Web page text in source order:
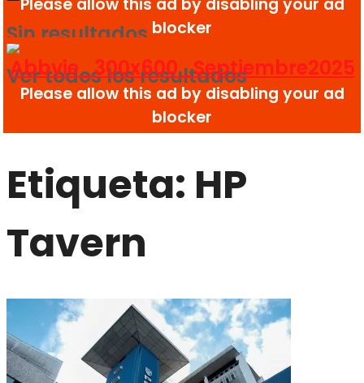
Sin resultados
Ver todos los resultados
Etiqueta: HP
Tavern